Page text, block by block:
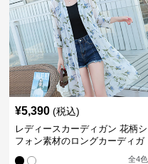
¥5,390 (税込)
レディースカーディガン 花柄シ
フォン素材のロングカーディガ
全4色